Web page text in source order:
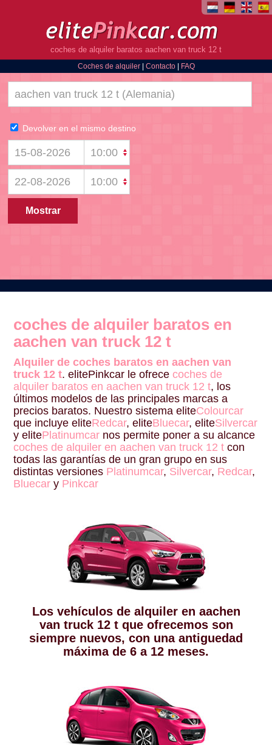
coches de alquiler baratos aachen van truck 12 t
Coches de alquiler| Contacto| FAQ
coches de alquiler baratos en
aachen van truck 12 t
Alquiler de coches baratos en aachen van
truck 12 t. elitePinkcar le ofrececoches de
alquiler baratos en aachen van truck 12 t, los
últimos modelos de las principales marcas a
precios baratos. Nuestro sistema eliteColourcar
que incluye eliteRedcar, eliteBluecar, eliteSilvercar
y elitePlatinumcar nos permite poner a su alcance
coches de alquiler en aachen van truck 12 t con
todas las garantías de un gran grupo en sus
distintas versiones Platinumcar, Silvercar, Redcar,
Bluecar y Pinkcar
Los vehículos de alquiler en aachen
van truck 12 t que ofrecemos son
siempre nuevos, con una antiguedad
máxima de 6 a 12 meses.
Devolver en el mismo destino